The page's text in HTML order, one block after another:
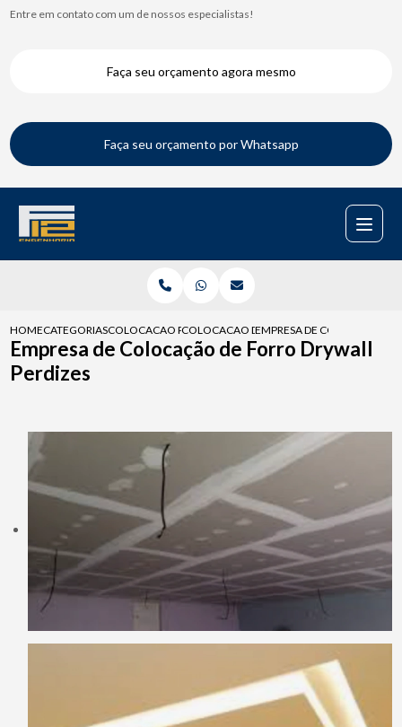
Entre em contato com um de nossos especialistas!
Faça seu orçamento agora mesmo
Faça seu orçamento por Whatsapp
HOMECATEGORIASCOLOCACAO PARA DRYWALL
COLOCACAO DRYWALLEMPRESA DE COLOCACAO
Empresa de Colocação de Forro Drywall
Perdizes